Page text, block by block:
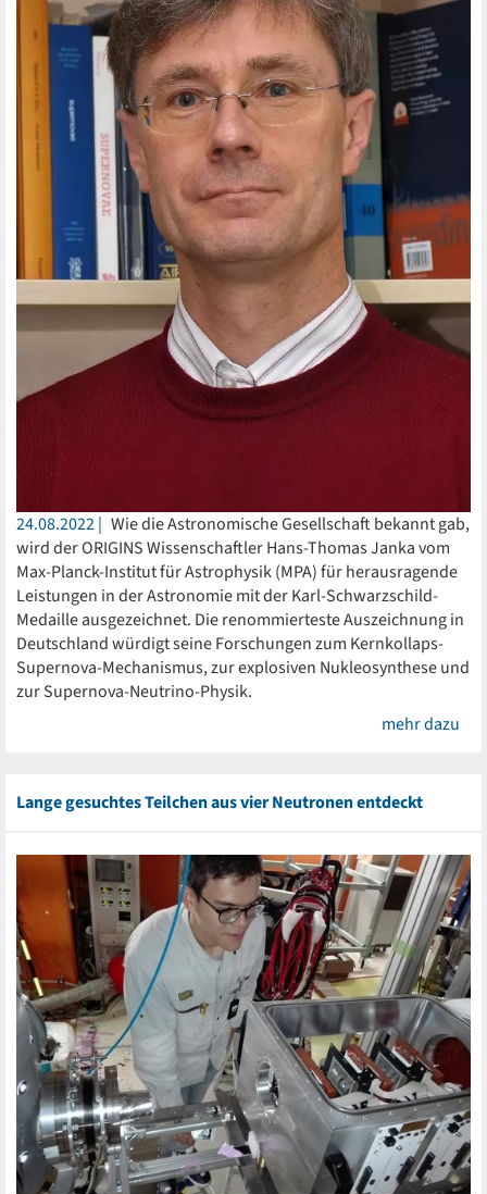
24.08.2022
Wie die Astronomische Gesellschaft bekannt gab,
wird der ORIGINS Wissenschaftler Hans-Thomas Janka vom
Max-Planck-Institut für Astrophysik (MPA) für herausragende
Leistungen in der Astronomie mit der Karl-Schwarzschild-
Medaille ausgezeichnet. Die renommierteste Auszeichnung in
Deutschland würdigt seine Forschungen zum Kernkollaps-
Supernova-Mechanismus, zur explosiven Nukleosynthese und
zur Supernova-Neutrino-Physik.
mehr dazu
Lange gesuchtes Teilchen aus vier Neutronen entdeckt